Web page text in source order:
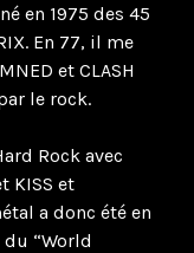
en 1975 des 45
En 77, il me
et CLASH
le rock.
Rock avec
KISS et
a donc été en
du “World